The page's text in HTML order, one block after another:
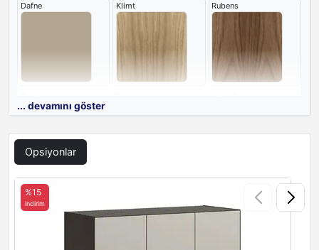
Dafne Klimt Rubens
Siyah
... devamını göster
Opsiyonlar
%15
indirim